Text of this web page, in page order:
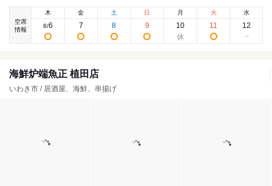
空席
情報
木
8/6
金
7
土
8
日
9
月
10
火
11
水
12
海鮮炉端魚正 植田店
いわき市 / 居酒屋、海鮮、串揚げ